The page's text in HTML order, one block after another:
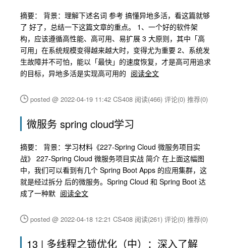
摘要： 背景：理解下述名词 参考 搞懂异地多活，看这篇就够
了 好了，总结一下这篇文章的重点。 1、一个好的软件架
构，应该遵循高性能、高可用、易扩展 3 大原则，其中「高
可用」在系统规模变得越来越大时，变得尤为重要 2、系统发
生故障并不可怕，能以「最快」的速度恢复，才是高可用追求
的目标，异地多活是实现高可用的 阅读全文
posted @ 2022-04-19 11:42 CS408 阅读(466) 评论(0) 推荐(0)
微服务 spring cloud学习
摘要： 背景：学习材料《227-Spring Cloud 微服务项目实
战》 227-Spring Cloud 微服务项目实战 简介 在上面这幅图
中，我们可以看到有几个 Spring Boot Apps 的应用集群，这
就是经过拆分 后的微服务。Spring Cloud 和 Spring Boot 达
成了一种默 阅读全文
posted @ 2022-04-18 12:21 CS408 阅读(261) 评论(0) 推荐(0)
13 | 多线程之锁优化（中）：深入了解